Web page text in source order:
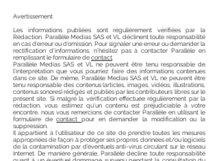
Avertissement
Les informations publiées sont régulièrement vérifiées par la
Rédaction. Parallèle Medias SAS et VL déclinent toute responsabilité
en cas d’erreur ou d’omission. Pour signaler une erreur ou demander la
rectification d’informations, n’hésitez pas à contacter Parallèle en
remplissant le formulaire de contact.
Parallèle Medias SAS et VL ne peuvent être tenu responsable de
l’interprétation que vous pourriez faire des informations contenues
dans ce site. De même, Parallèle Medias SAS et VL ne peuvent être
tenu responsable des contenus (articles, images, vidéos, illustrations,
contenus sonores) rédigés et publiés par les contributeurs libres sur le
présent site. Si malgré la vérification effectuée régulièrement par la
rédaction, vous estimez qu’un contenu est préjudiciable à votre
encontre, nous vous remercions de contacter Parallèle en utilisant le
formulaire decontactpour en demander la modification ou la
suppression.
Il appartient à l’utilisateur de ce site de prendre toutes les mesures
appropriées de façon à protéger ses propres données et/ou logiciels
de la contamination par d’éventuels anti-virus circulant sur le réseau
Internet. De manière générale, Parallèle décline toute responsabilité